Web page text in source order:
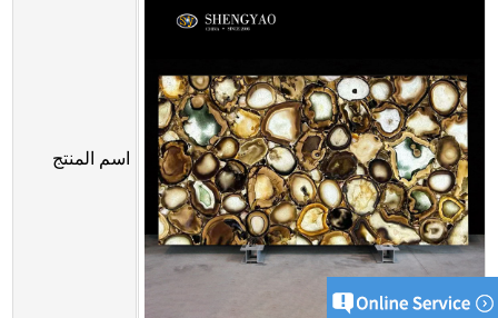
اسم المنتج